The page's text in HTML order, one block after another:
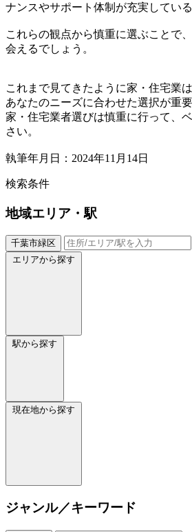
ナンスやサポート体制が充実してい
これらの観点から慎重に選ぶことで
会えるでしょう。
これまで見てきたように家・住宅業
あなたのニーズに合わせた選択が重要
家・住宅業者選びは慎重に行って、
さい。
執筆年月日：2024年11月14日
検索条件
地域エリア・駅
千葉市緑区
エリアから探す
駅から探す
現在地から探す
ジャンル／キーワード